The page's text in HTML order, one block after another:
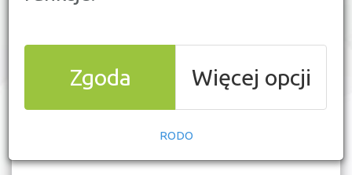
Zgoda Więcej opcji
RODO
WYŚLIJ ZESTAWIENIE NA MAILA